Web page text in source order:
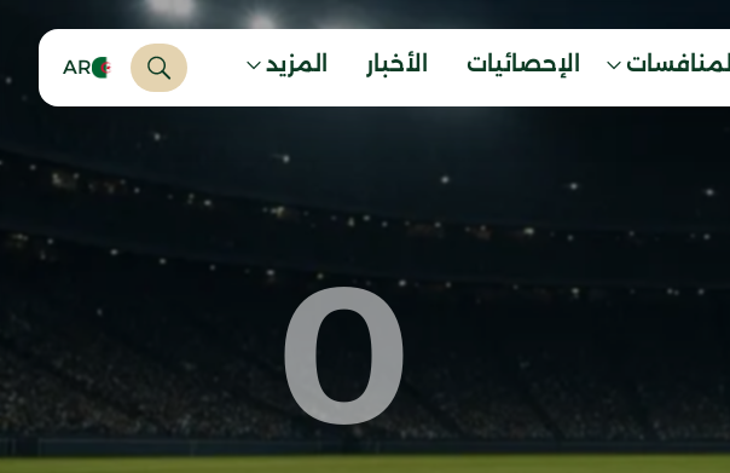
المنافسات الإحصائيات الأخبار المزيد AR
0